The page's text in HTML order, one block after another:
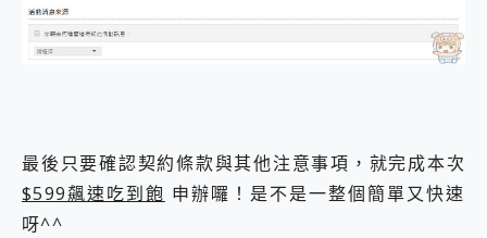
最後只要確認契約條款與其他注意事項，就完成本次
$599飆速吃到飽 申辦囉！是不是一整個簡單又快速
呀^^